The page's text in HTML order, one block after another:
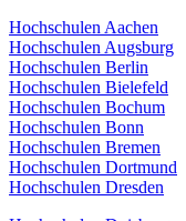
Hochschulen Aachen
Hochschulen Augsburg
Hochschulen Berlin
Hochschulen Bielefeld
Hochschulen Bochum
Hochschulen Bonn
Hochschulen Bremen
Hochschulen Dortmund
Hochschulen Dresden